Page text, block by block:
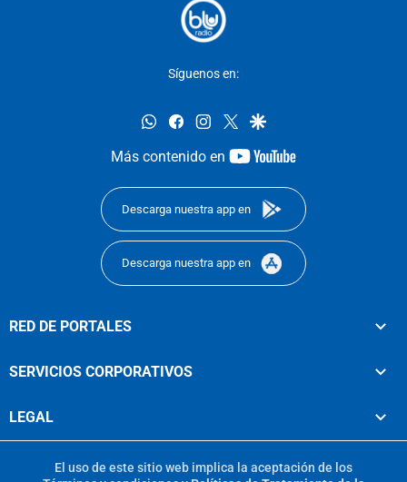
Síguenos en:
whatsappfacebookinstagram
twittergoogle
Más contenido en
youtube-
Descarga nuestra app en
Descarga nuestra app en
RED DE PORTALES
SERVICIOS CORPORATIVOS
LEGAL
El uso de este sitio web implica la aceptación de los